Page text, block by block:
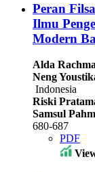
Peran
Ilmu
Modern
Alda
Neng
Indonesia
Riski
Samsul
680-687
PDF